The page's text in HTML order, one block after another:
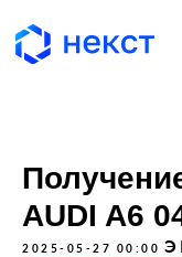
AUDI A6
2025-05-27 00:00